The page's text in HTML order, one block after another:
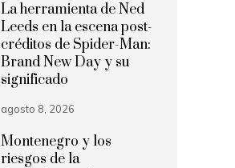
La herramienta de Ned
Leeds en la escena post-
créditos de Spider-Man:
Brand New Day y su
significado
agosto 8, 2026
Montenegro y los
riesgos de la